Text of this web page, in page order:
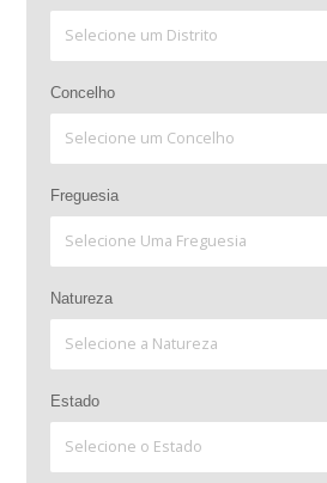
Concelho
Freguesia
Natureza
Estado